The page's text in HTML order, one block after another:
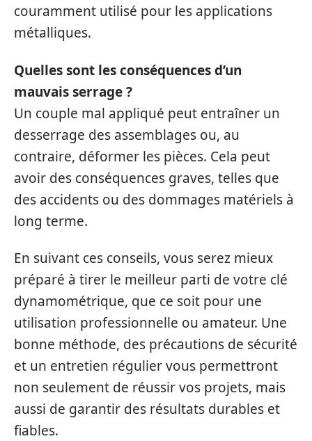
couramment utilisé pour les applications
métalliques.
Quelles sont les conséquences d’un
mauvais serrage ?
Un couple mal appliqué peut entraîner un
desserrage des assemblages ou, au
contraire, déformer les pièces. Cela peut
avoir des conséquences graves, telles que
des accidents ou des dommages matériels à
long terme.
En suivant ces conseils, vous serez mieux
préparé à tirer le meilleur parti de votre clé
dynamométrique, que ce soit pour une
utilisation professionnelle ou amateur. Une
bonne méthode, des précautions de sécurité
et un entretien régulier vous permettront
non seulement de réussir vos projets, mais
aussi de garantir des résultats durables et
fiables.